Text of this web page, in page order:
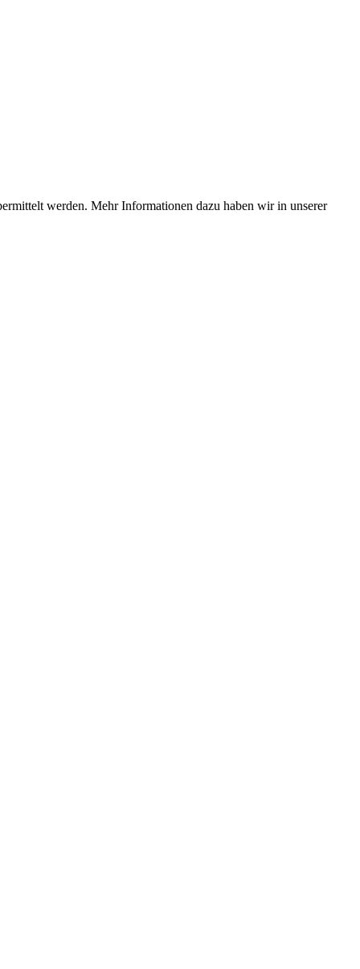
werden. Mehr Informationen dazu haben wir in unserer